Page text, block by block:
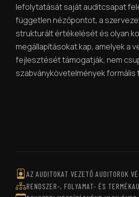
lefolytatását saját auditcsapat
független nézőpontot, a
strukturált értékelését és olyan
megállapításokat kap, amelyek a
fejlesztését támogatják, nem
szabványkövetelmények
AZ AUDITOKAT VEZETŐ AUDITOROK
RENDSZER-, FOLYAMAT- ÉS